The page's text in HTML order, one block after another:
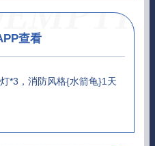
查看
*3，消防风格{水箭龟}1天